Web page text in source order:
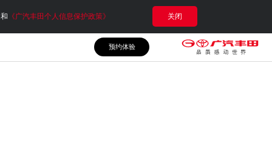
《广汽丰田个人信息保护政策》 关闭
预约体验